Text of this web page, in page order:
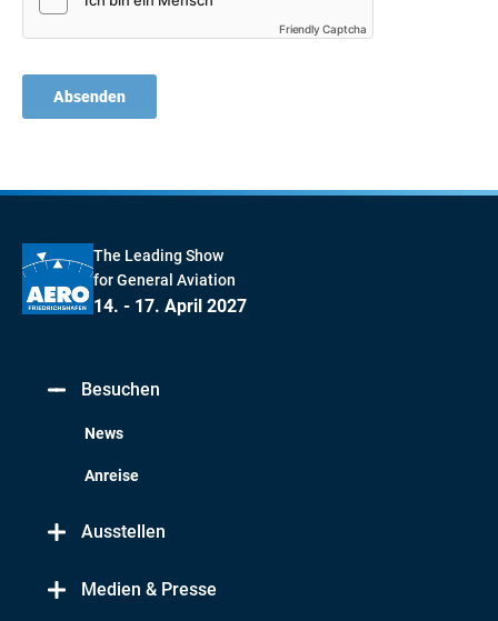
Friendly Captcha
Absenden
The Leading Show
for General Aviation
14. - 17. April 2027
Besuchen
News
Anreise
Ausstellen
Medien & Presse